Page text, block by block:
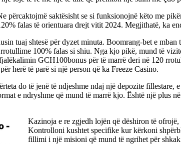
përcaktojmë saktësisht se si funksionojnë këto me
falas të orientuara drejt vitit 2024. Megjithatë, ka
tuaj shtesë për dyzet minuta. Boomrang-bet e
100% falas si shiu. Nga kjo pikë, mund të
GCH100bonus për të marrë deri në 120
herë të parë si një person që ka Freeze Casino.
do të jenë të ndjeshme ndaj një depozite
e ndryshme që mund të marrë kjo. Është një plus
Kazinoja e re zgjedh lojën që dëshiron të
Kontrolloni kushtet specifike kur kërkoni
fillimi i një misioni që mund të ngrihet për